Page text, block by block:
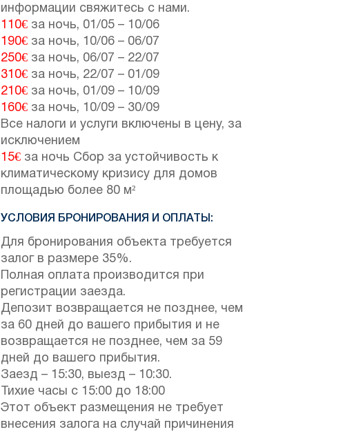
информации свяжитесь с нами.
110€ за ночь, 01/05 – 10/06
190€ за ночь, 10/06 – 06/07
250€ за ночь, 06/07 – 22/07
310€ за ночь, 22/07 – 01/09
210€ за ночь, 01/09 – 10/09
160€ за ночь, 10/09 – 30/09
Все налоги и услуги включены в цену, за
исключением
15€ за ночь Сбор за устойчивость к
климатическому кризису для домов
площадью более 80 м²
УСЛОВИЯ БРОНИРОВАНИЯ И ОПЛАТЫ:
Для бронирования объекта требуется
залог в размере 35%.
Полная оплата производится при
регистрации заезда.
Депозит возвращается не позднее, чем
за 60 дней до вашего прибытия и не
возвращается не позднее, чем за 59
дней до вашего прибытия.
Заезд – 15:30, выезд – 10:30.
Тихие часы с 15:00 до 18:00
Этот объект размещения не требует
внесения залога на случай причинения